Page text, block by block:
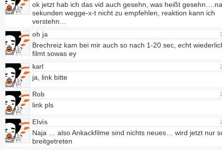
ok jetzt hab ich das vid auch gesehn, was heißt
sekunden wegge-x-t nicht zu empfehlen, reaktion kann ich
verstehn…
oh ja
Brechreiz kam bei mir auch so nach 1-20 sec, echt
filmt sowas ey
karl
ja, link bitte
Rob
link pls
Elvis
Naja … also Ankackfilme sind nichts neues… wird jetzt nur
breitgetreten